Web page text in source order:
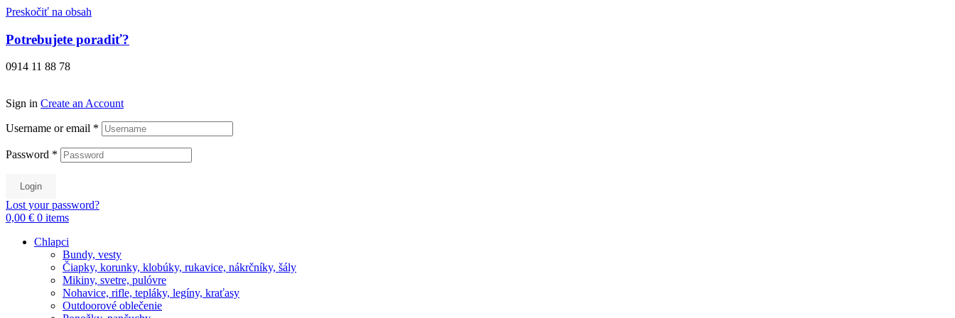
Preskočiť na obsah
Potrebujete poradiť?
0914 11 88 78
Sign in Create an Account
Username or email *
Password *
Login
Lost your password?
0,00 € 0 items
Chlapci
Bundy, vesty
Čiapky, korunky, klobúky, rukavice, nákrčníky, šály
Mikiny, svetre, pulóvre
Nohavice, rifle, tepláky, legíny, kraťasy
Outdoorové oblečenie